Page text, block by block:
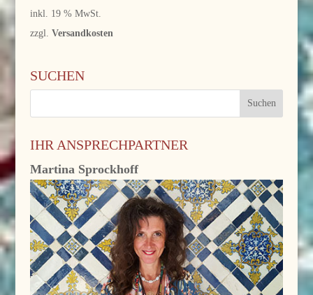
inkl. 19 % MwSt.
zzgl. Versandkosten
SUCHEN
IHR ANSPRECHPARTNER
Martina Sprockhoff